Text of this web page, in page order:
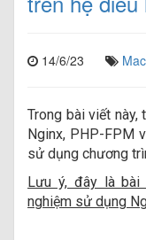
14/6/23
Trong bài viết
Nginx, PHP-FPM
sử dụng chương
Lưu ý, đây là
nghiệm sử dụng